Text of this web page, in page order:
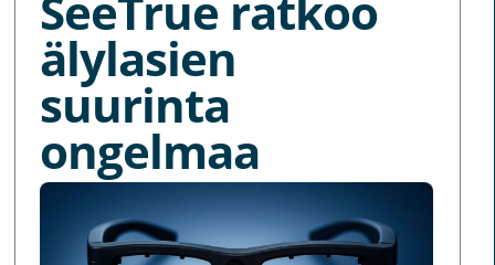
älylasien
suurinta
ongelmaa